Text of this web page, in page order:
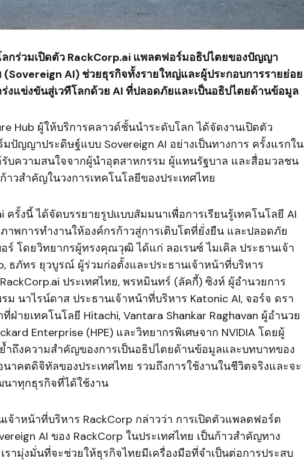
กร่วมเปิดตัว RackCorp.ai แพลตฟอร์มอธิปไตยของปัญญา
(Sovereign AI) ช่วยธุรกิจทั้งรายใหญ่และผู้ประกอบการรายย่อย
งแข่งขันสู่เวทีโลกด้วย AI ที่ปลอดภัยและเป็นอธิปไตยด้านข้อมูล
Hub ผู้ให้บริการคลาวด์ชั้นนำระดับโลก ได้จัดงานเปิดตัว
ปัญญาประดิษฐ์แบบ Sovereign AI อย่างเป็นทางการ ครั้งแรกใน
รับความสนใจจากผู้นำอุตสาหกรรม ผู้แทนรัฐบาล และสื่อมวลชน
าวสำคัญในวงการเทคโนโลยีของประเทศไทย
ครั้งนี้ ได้จัดบรรยายรูปแบบสัมมนาเพื่อการเรียนรู้เทคโนโลยี AI
าพการทำงานให้องค์กรก้าวสู่การเติบโตที่ยั่งยืน และปลอดภัย
ร์ โดยวิทยากรผู้ทรงคุณวุฒิ ได้แก่ ลอเรนซ์ ไมเคิล ประธานเจ้า
ธภัทร ยุวบูรณ์ ผู้ร่วมก่อตั้งและประธานเจ้าหน้าที่บริหาร
ประเทศไทย, พรหมินทร์ (ลัคกี้) ซิงห์ ผู้อำนวยการ
ม นาไรน์ดาส ประธานเจ้าหน้าที่บริหาร Katonic AI, จอร์จ ดรา
ฝ่ายเทคโนโลยี Hitachi, Vantara Shankar Raghavan ผู้อำนวย
Enterprise (HPE) และวิทยากรพิเศษจาก NVIDIA โดยผู้
ำถึงความสำคัญของการเป็นอธิปไตยด้านข้อมูลและบทบาทของ
าคตดิจิทัลของประเทศไทย รวมถึงการใช้งานในชีวิตจริงและจะ
าทุกธุรกิจที่ได้ใช้งาน
เจ้าหน้าที่บริหาร RackCorp กล่าวว่า การเปิดตัวแพลตฟอร์ต
AI ของ RackCorp ในประเทศไทย เป็นก้าวสำคัญทาง
รามุ่งมั่นที่จะช่วยให้ธุรกิจไทยมีเครื่องมือที่จำเป็นต่อการประสบ